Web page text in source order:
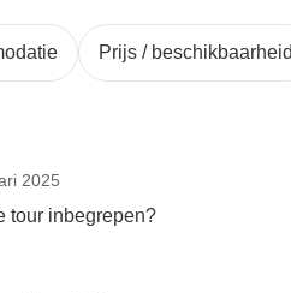
Prijs /
2025
tour inbegrepen?